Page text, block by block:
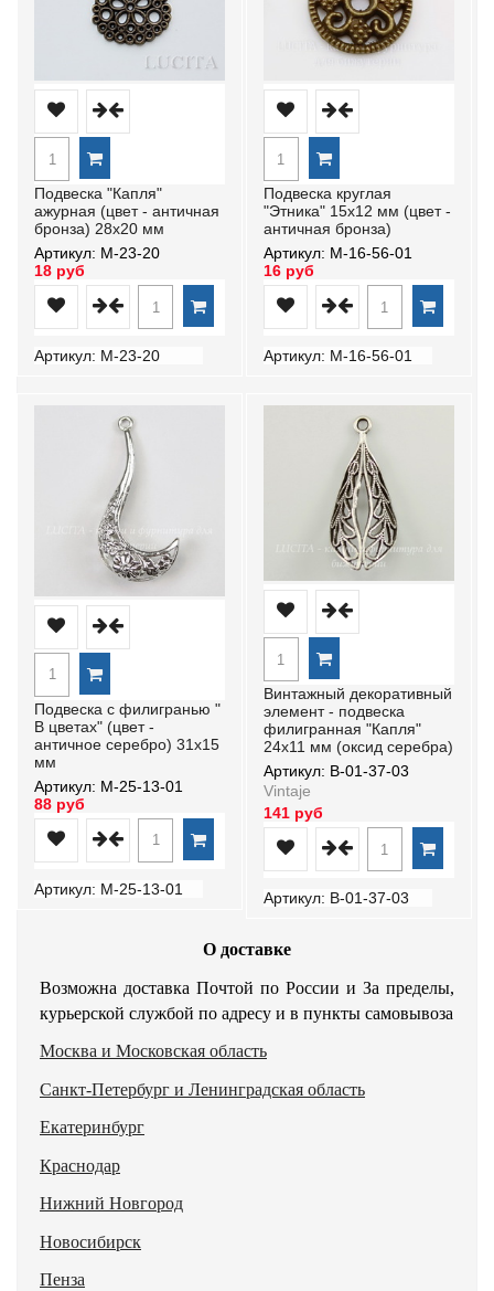
Подвеска "Капля"
ажурная (цвет - античная
бронза) 28х20 мм
Артикул: М-23-20
18 руб
Артикул: М-23-20
Подвеска круглая
"Этника" 15х12 мм (цвет -
античная бронза)
Артикул: М-16-56-01
16 руб
Артикул: М-16-56-01
Подвеска с филигранью "
В цветах" (цвет -
античное серебро) 31х15
мм
Артикул: М-25-13-01
88 руб
Артикул: М-25-13-01
Винтажный декоративный
элемент - подвеска
филигранная "Капля"
24х11 мм (оксид серебра)
Артикул: В-01-37-03
Vintaje
141 руб
Артикул: В-01-37-03
О доставке
Возможна доставка Почтой по России и За пределы,
курьерской службой по адресу и в пункты самовывоза
Москва и Московская область
Санкт-Петербург и Ленинградская область
Екатеринбург
Краснодар
Нижний Новгород
Новосибирск
Пенза